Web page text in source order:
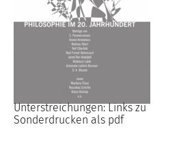
Unterstreichungen: Links zu
Sonderdrucken als pdf